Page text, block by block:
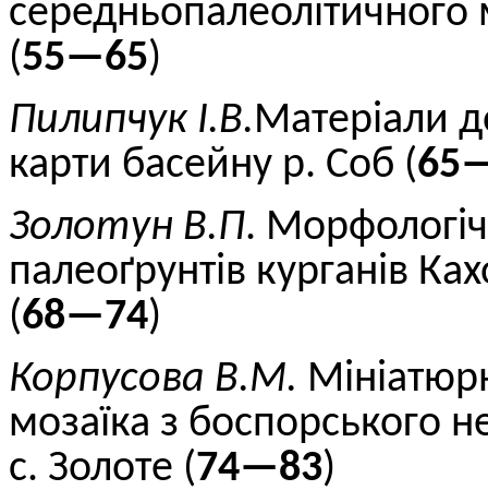
(55—65)
Пилипчук І.В.Матеріали
карти басейну р. Соб (
Золотун В.П.
палеоґрунтів курганів
(68—74)
Корпусова В.М.
мозаїка з боспорського
с. Золоте (74—83)